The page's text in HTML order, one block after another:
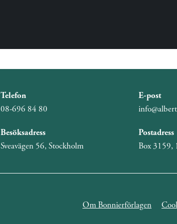
Telefon
08-696 84 80
E-post
Besöksadress
Sveavägen 56, Stockholm
Postadress
Box 3159,
Om Bonnierförlagen